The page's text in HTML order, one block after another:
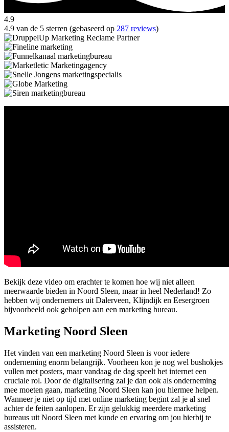
4.9
4.9 van de 5 sterren (gebaseerd op 287 reviews)
Bekijk deze video om erachter te komen hoe wij niet alleen
meerwaarde bieden in Noord Sleen, maar in heel Nederland! Zo
hebben wij ondernemers uit Dalerveen, Klijndijk en Eesergroen
bijvoorbeeld ook geholpen aan een marketing bureau.
Marketing Noord Sleen
Het vinden van een marketing Noord Sleen is voor iedere
onderneming enorm belangrijk. Voorheen kon je nog wel bushokjes
vullen met posters, maar vandaag de dag speelt het internet een
cruciale rol. Door de digitalisering zal je dan ook als onderneming
mee moeten gaan, marketing Noord Sleen kan jou hiermee helpen.
Wanneer je niet op tijd met online marketing begint zal je al snel
achter de feiten aanlopen. Er zijn gelukkig meerdere marketing
bureaus uit Noord Sleen met kunde en ervaring om jou hierbij te
assisteren.